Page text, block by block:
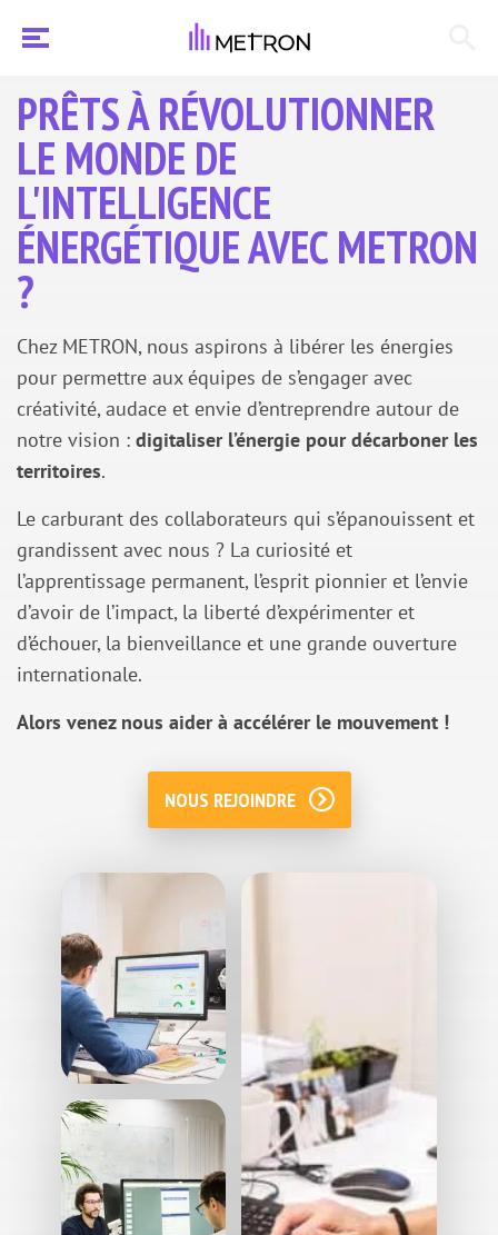
PRÊTS À RÉVOLUTIONNER
LE MONDE DE
L'INTELLIGENCE
ÉNERGÉTIQUE AVEC METRON
?
Chez METRON, nous aspirons à libérer les énergies
pour permettre aux équipes de s’engager avec
créativité, audace et envie d’entreprendre autour de
notre vision : digitaliser l’énergie pour décarboner les
territoires.
Le carburant des collaborateurs qui s’épanouissent et
grandissent avec nous ? La curiosité et
l’apprentissage permanent, l’esprit pionnier et l’envie
d’avoir de l’impact, la liberté d’expérimenter et
d’échouer, la bienveillance et une grande ouverture
internationale.
Alors venez nous aider à accélérer le mouvement !
NOUS REJOINDRE